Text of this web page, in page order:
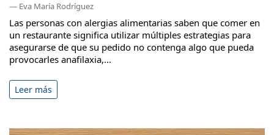
— Eva María Rodríguez
Las personas con alergias alimentarias saben que comer en
un restaurante significa utilizar múltiples estrategias para
asegurarse de que su pedido no contenga algo que pueda
provocarles anafilaxia,...
Leer más